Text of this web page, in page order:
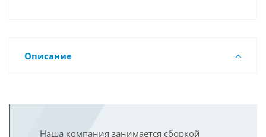
Описание
Наша компания занимается сборкой